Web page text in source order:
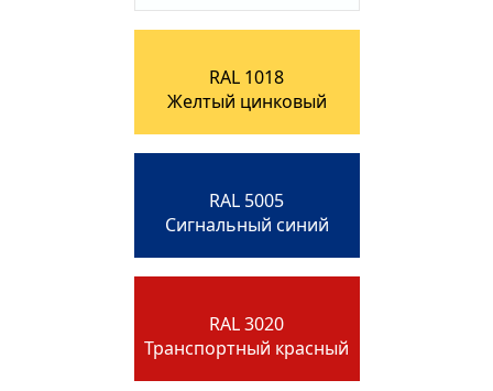
RAL 1018
Желтый цинковый
RAL 5005
Сигнальный синий
RAL 3020
Транспортный красный